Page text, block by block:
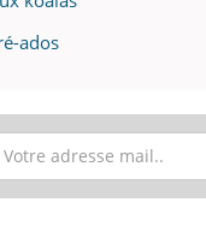
ados